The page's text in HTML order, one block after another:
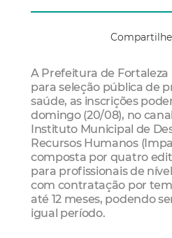
A Prefeitura de
para seleção pública de
saúde, as inscrições
domingo (20/08), no
Instituto Municipal de
Recursos Humanos
composta por quatro
para profissionais de
com contratação por
até 12 meses, podendo
igual período.